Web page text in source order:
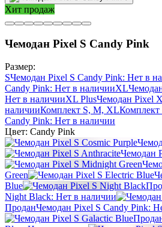
Хит продаж
Чемодан Pixel S Candy Pink
Размер:
SЧемодан Pixel S Candy Pink: Нет в
Candy Pink: Нет в наличииXL
Нет в наличииXL PlusЧемодан Pixel
наличииКомплект S, M, XL
Candy Pink: Нет в наличии
Цвет: Candy Pink
Чемодан
Green
Blue
Night Black: Нет в наличии
ПроданЧемодан Pixel S Candy Pink: